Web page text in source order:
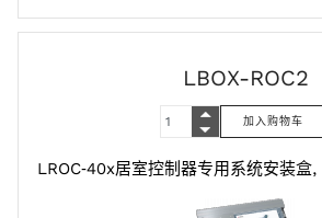
LBOX-ROC2
LROC‑40x居室控制器专用系统安装盒